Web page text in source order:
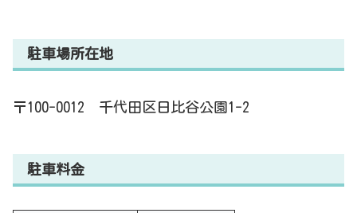
駐車場所在地
〒100-0012 千代田区日比谷公園1-2
駐車料金